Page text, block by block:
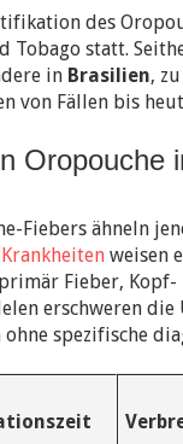
des
Tobago statt.
in Brasilien,
von Fällen bis
Oropouche
Fiebers ähneln
Krankheiten weisen
Fieber,
erschweren
spezifische